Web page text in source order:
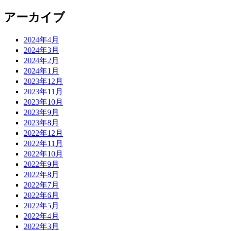
アーカイブ
2024年4月
2024年3月
2024年2月
2024年1月
2023年12月
2023年11月
2023年10月
2023年9月
2023年8月
2022年12月
2022年11月
2022年10月
2022年9月
2022年8月
2022年7月
2022年6月
2022年5月
2022年4月
2022年3月